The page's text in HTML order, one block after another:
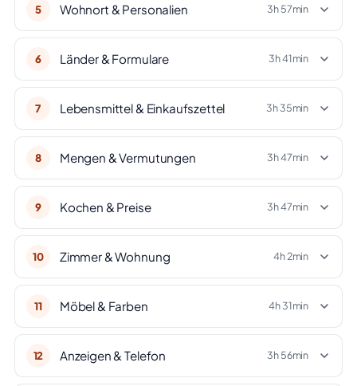
5 Wohnort & Personalien 3h 57min
6 Länder & Formulare 3h 41min
7 Lebensmittel & Einkaufszettel 3h 35min
8 Mengen & Vermutungen 3h 47min
9 Kochen & Preise 3h 47min
10 Zimmer & Wohnung 4h 2min
11 Möbel & Farben 4h 31min
12 Anzeigen & Telefon 3h 56min